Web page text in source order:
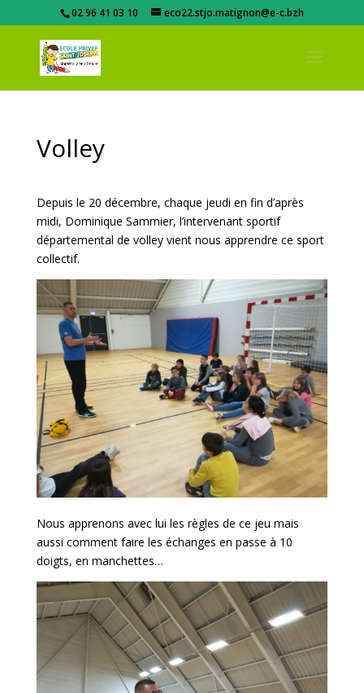
02 96 41 03 10 eco22.stjo.matignon@e-c.bzh
Volley
Depuis le 20 décembre, chaque jeudi en fin d’après
midi, Dominique Sammier, l’intervenant sportif
départemental de volley vient nous apprendre ce sport
collectif.
Nous apprenons avec lui les règles de ce jeu mais
aussi comment faire les échanges en passe à 10
doigts, en manchettes…